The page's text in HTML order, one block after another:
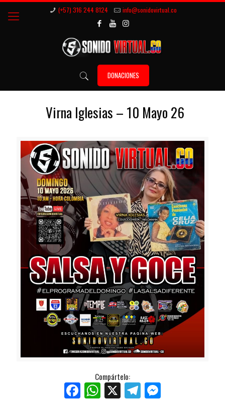
(+57) 316 244 8124 info@sonidovirtual.co
DONACIONES
Virna Iglesias – 10 Mayo 26
Compártelo:
Facebook
WhatsApp
X Telegram